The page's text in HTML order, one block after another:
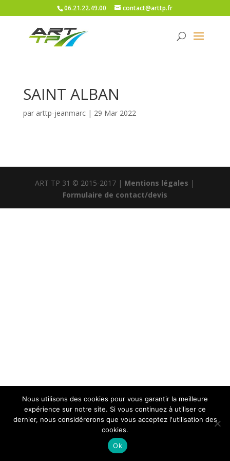
06.21.22.49.00 contact@arttp.fr
SAINT ALBAN
par arttp-jeanmarc| 29 Mar 2022
ART TP 31 © 2015-2017 | Mentions légales |
Formulaire de contact/devis
Nous utilisons des cookies pour vous garantir la meilleure
expérience sur notre site. Si vous continuez à utiliser ce
dernier, nous considérerons que vous acceptez l'utilisation des
cookies.
Ok